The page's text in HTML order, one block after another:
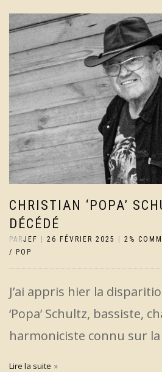
CHRISTIAN ‘POPA’
DÉCÉDÉ
PARJEF 26 FÉVRIER 2025 2%
/ POP
J’ai appris hier la
‘Popa’ Schultz, bassiste,
harmoniciste connu sur la
Lire la suite